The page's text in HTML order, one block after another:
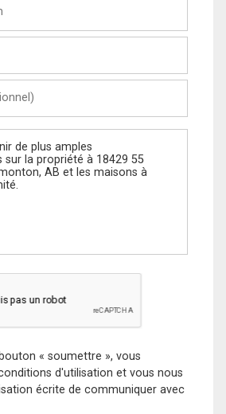
« soumettre », vous
d'utilisation et vous nous
écrite de communiquer avec